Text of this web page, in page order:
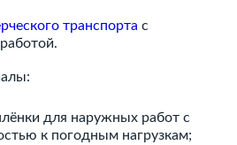
транспорта с
для наружных работ с
к погодным нагрузкам;